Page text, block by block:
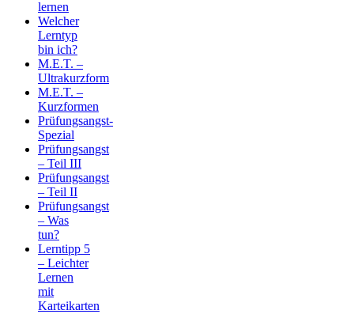
lernen
Welcher
Lerntyp
bin ich?
M.E.T. –
Ultrakurzform
M.E.T. –
Kurzformen
Prüfungsangst-
Spezial
Prüfungsangst
– Teil III
Prüfungsangst
– Teil II
Prüfungsangst
– Was
tun?
Lerntipp 5
– Leichter
Lernen
mit
Karteikarten